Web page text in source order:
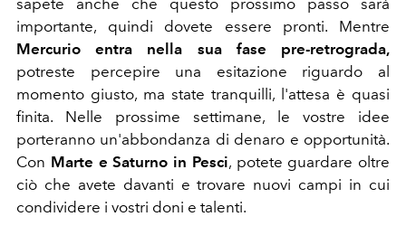
importante, quindi dovete essere pronti. Mentre
Mercurio entra nella sua fase pre-retrograda,
potreste percepire una esitazione riguardo al
momento giusto, ma state tranquilli, l'attesa è quasi
finita. Nelle prossime settimane, le vostre idee
porteranno un'abbondanza di denaro e opportunità.
Con Marte e Saturno in Pesci, potete guardare oltre
ciò che avete davanti e trovare nuovi campi in cui
condividere i vostri doni e talenti.